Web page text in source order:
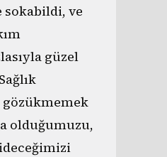
sokabildi, ve
güzel
olduğumuzu,